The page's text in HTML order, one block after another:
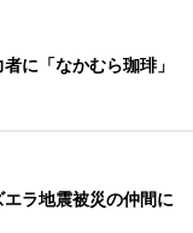
に「なかむら珈琲」
ラ地震被災の仲間に